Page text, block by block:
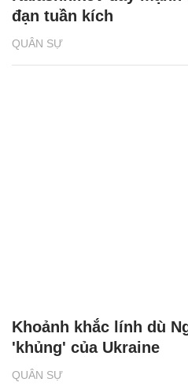
QUÂN SỰ
đạn tuần kích
QUÂN SỰ
Khoảnh khắc lính dù
'khủng' của Ukraine